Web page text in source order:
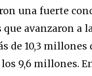
una fuerte
avanzaron a
de 10,3 millones
9,6 millones.